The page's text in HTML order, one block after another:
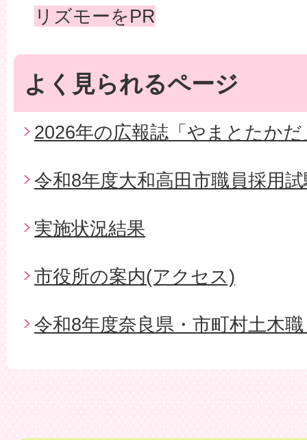
リズモーをPR
よく見られるページ
2026年の広報誌「やまとたかだ
令和8年度大和高田市職員採用
実施状況結果
市役所の案内(アクセス)
令和8年度奈良県・市町村土木